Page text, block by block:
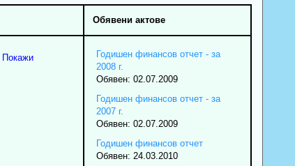
Обявени актове
Покажи
Годишен финансов отчет - за
2008 г.
Обявен: 02.07.2009
Годишен финансов отчет - за
2007 г.
Обявен: 02.07.2009
Годишен финансов отчет
Обявен: 24.03.2010